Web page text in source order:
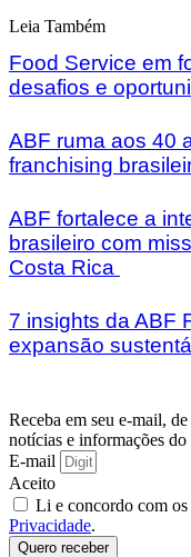
Leia Também
Food Service em
desafios e
ABF ruma aos 40
franchising
ABF fortalece a
brasileiro com
Costa Rica
7 insights da ABF
expansão
Receba em seu e-mail,
notícias e informações
E-mail
Aceito
Li e concordo com os
Privacidade.
Quero receber